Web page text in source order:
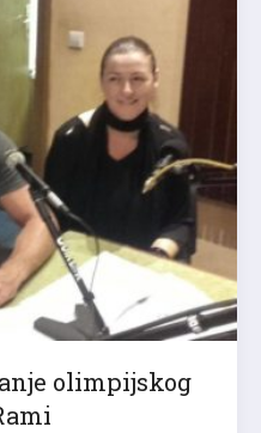
olimpijskog